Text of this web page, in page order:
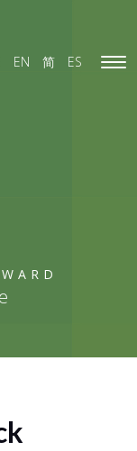
EN 简 ES